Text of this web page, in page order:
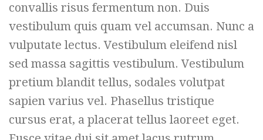
convallis risus fermentum non. Duis
vestibulum quis quam vel accumsan. Nunc a
vulputate lectus. Vestibulum eleifend nisl
sed massa sagittis vestibulum. Vestibulum
pretium blandit tellus, sodales volutpat
sapien varius vel. Phasellus tristique
cursus erat, a placerat tellus laoreet eget.